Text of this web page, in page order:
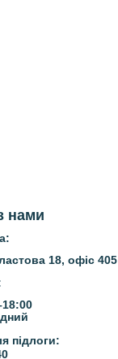
нами
18, офіс 405
підлоги: